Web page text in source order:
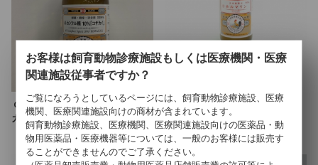
ｄｌ－カンフル精１０％「コザ
カイ」
お客様は飼育動物診療施設もしくは医療機関・医療
関連施設従事者ですか？
ご覧になろうとしているページには、飼育動物診療施設、医療
機関、医療関連施設向けの商材が含まれています。
飼育動物診療施設、医療機関、医療関連施設向けの医薬品・動
物用医薬品・医療機器等については、一般のお客様には販売す
ることができませんのでご了承ください。